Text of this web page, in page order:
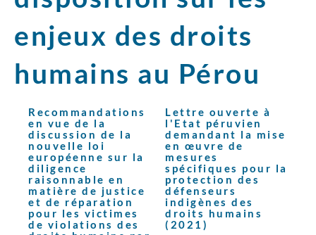
enjeux des droits
humains au Pérou
Recommandations
en vue de la
discussion de la
nouvelle loi
européenne sur la
diligence
raisonnable en
matière de justice
et de réparation
pour les victimes
de violations des
Lettre ouverte à
l'Etat péruvien
demandant la mise
en œuvre de
mesures
spécifiques pour la
protection des
défenseurs
indigènes des
droits humains
(2021)